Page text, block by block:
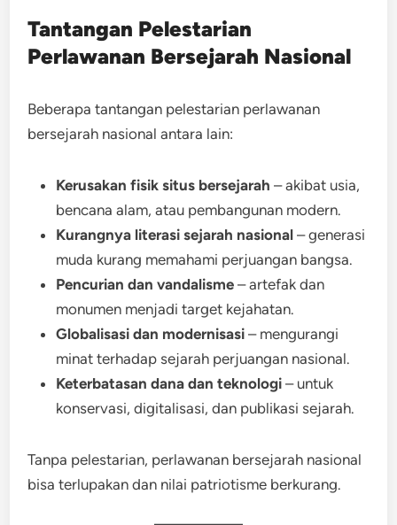
Tantangan Pelestarian
Perlawanan Bersejarah Nasional
Beberapa tantangan pelestarian perlawanan
bersejarah nasional antara lain:
Kerusakan fisik situs bersejarah – akibat usia,
bencana alam, atau pembangunan modern.
Kurangnya literasi sejarah nasional – generasi
muda kurang memahami perjuangan bangsa.
Pencurian dan vandalisme – artefak dan
monumen menjadi target kejahatan.
Globalisasi dan modernisasi – mengurangi
minat terhadap sejarah perjuangan nasional.
Keterbatasan dana dan teknologi – untuk
konservasi, digitalisasi, dan publikasi sejarah.
Tanpa pelestarian, perlawanan bersejarah nasional
bisa terlupakan dan nilai patriotisme berkurang.